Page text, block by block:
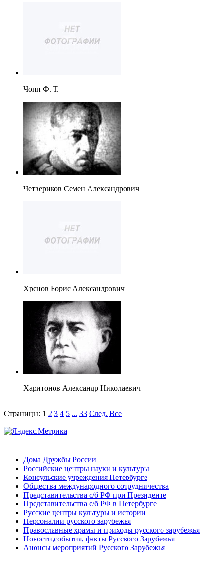
Чопп Ф. Т.
Четвериков Семен Александрович
Хренов Борис Александрович
Харитонов Александр Николаевич
Страницы: 1 2 3 4 5 ... 33 След. Все
Дома Дружбы России
Российские центры науки и культуры
Консульские учреждения Петербурге
Общества международного сотрудничества
Представительства с/б РФ при Президенте
Представительства с/б РФ в Петербурге
Русские центры культуры и истории
Персоналии русского зарубежья
Православные храмы и приходы русского зарубежья
Новости,события, факты Русского Зарубежья
Анонсы мероприятий Русского Зарубежья